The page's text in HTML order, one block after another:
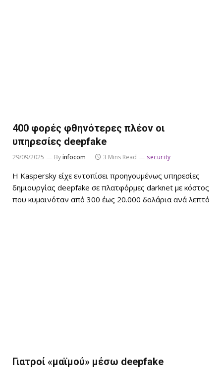
400 φορές φθηνότερες πλέον οι
υπηρεσίες deepfake
29/09/2025 Byinfocom 3 Mins Read security
Η Kaspersky είχε εντοπίσει προηγουμένως υπηρεσίες
δημιουργίας deepfake σε πλατφόρμες darknet με κόστος
που κυμαινόταν από 300 έως 20.000 δολάρια ανά λεπτό
Γιατροί «μαϊμού» μέσω deepfake